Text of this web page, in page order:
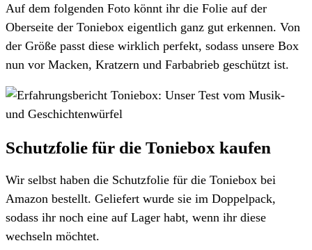
Auf dem folgenden Foto könnt ihr die Folie auf der
Oberseite der Toniebox eigentlich ganz gut erkennen. Von
der Größe passt diese wirklich perfekt, sodass unsere Box
nun vor Macken, Kratzern und Farbabrieb geschützt ist.
Schutzfolie für die Toniebox kaufen
Wir selbst haben die Schutzfolie für die Toniebox bei
Amazon bestellt. Geliefert wurde sie im Doppelpack,
sodass ihr noch eine auf Lager habt, wenn ihr diese
wechseln möchtet.